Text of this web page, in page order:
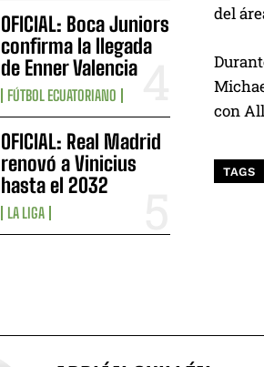
OFICIAL: Boca Juniors
confirma la llegada
de Enner Valencia
FÚTBOL ECUATORIANO
OFICIAL: Real Madrid
renovó a Vinicius
hasta el 2032
LA LIGA
del
con
TAGS